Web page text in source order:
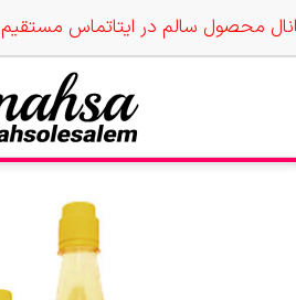
محصول سالم در ایتاتماس مستقیم 09180884852